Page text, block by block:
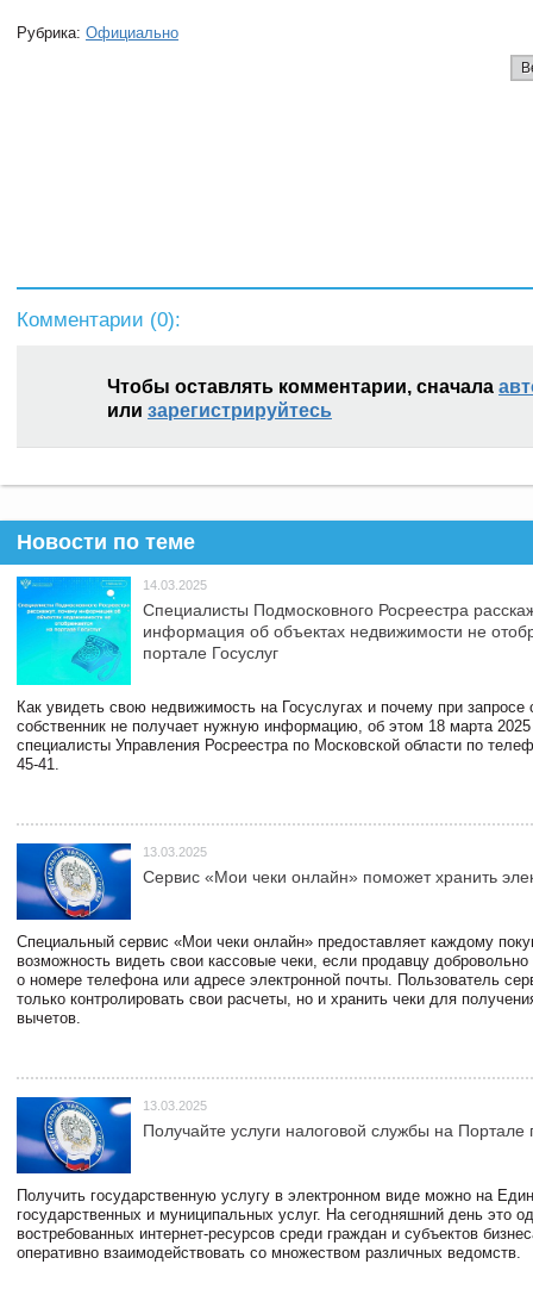
Рубрика: Официально
Комментарии (0):
Чтобы оставлять комментарии, сначала
или зарегистрируйтесь
Новости по теме
14.03.2025
Специалисты Подмосковного Росреестра
информация об объектах недвижимости не
портале Госуслуг
Как увидеть свою недвижимость на Госуслугах и почему при запросе
собственник не получает нужную информацию, об этом 18 марта 2025
специалисты Управления Росреестра по Московской области по
45-41.
13.03.2025
Сервис «Мои чеки онлайн» поможет хранить
Специальный сервис «Мои чеки онлайн» предоставляет каждому
возможность видеть свои кассовые чеки, если продавцу
о номере телефона или адресе электронной почты. Пользователь
только контролировать свои расчеты, но и хранить чеки для
вычетов.
13.03.2025
Получайте услуги налоговой службы на Портале
Получить государственную услугу в электронном виде можно на
государственных и муниципальных услуг. На сегодняшний день это
востребованных интернет-ресурсов среди граждан и субъектов
оперативно взаимодействовать со множеством различных ведомств.